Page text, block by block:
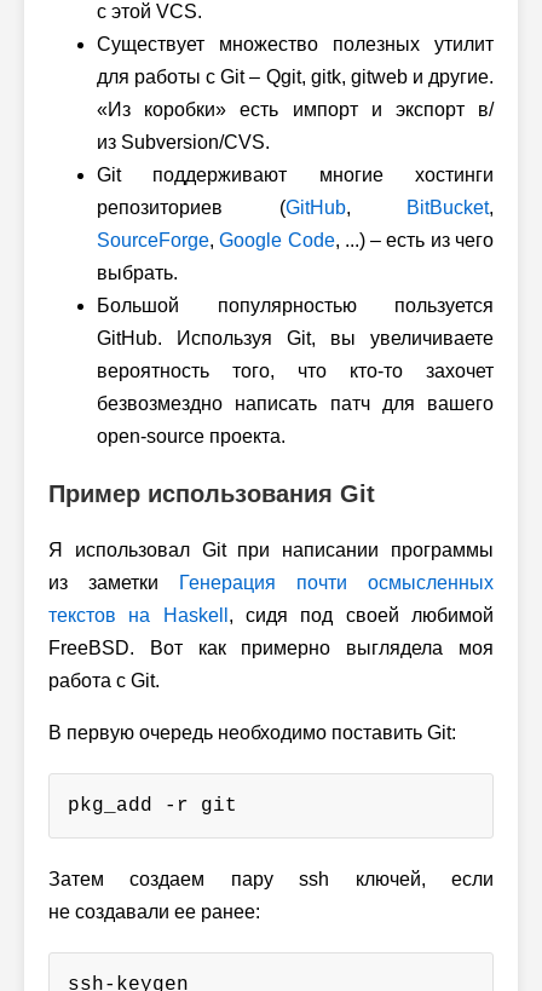
с этой VCS.
Существует множество полезных утилит
для работы с Git – Qgit, gitk, gitweb и другие.
«Из коробки» есть импорт и экспорт в/
из Subversion/CVS.
Git поддерживают многие хостинги
репозиториев (GitHub, BitBucket,
SourceForge,Google Code, ...) – есть из чего
выбрать.
Большой популярностью пользуется
GitHub. Используя Git, вы увеличиваете
вероятность того, что кто-то захочет
безвозмездно написать патч для вашего
open-source проекта.
Пример использования Git
Я использовал Git при написании программы
из заметки
Генерация почти осмысленных
текстов на Haskell , сидя под своей любимой
FreeBSD. Вот как примерно выглядела моя
работа с Git.
В первую очередь необходимо поставить Git:
pkg_add -r git
Затем создаем пару ssh ключей, если
не создавали ее ранее:
ssh-keygen